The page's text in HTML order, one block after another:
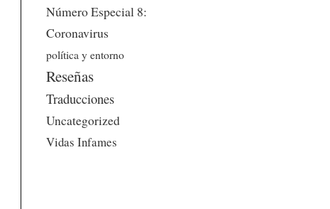
Número Especial 8:
Coronavirus
política y entorno
Reseñas
Traducciones
Uncategorized
Vidas Infames